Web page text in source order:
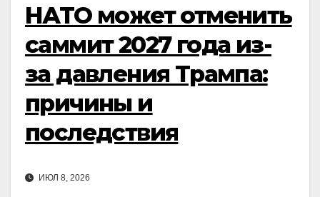
НАТО может отменить
саммит 2027 года из-
за давления Трампа:
причины и
последствия
ИЮЛ 8, 2026